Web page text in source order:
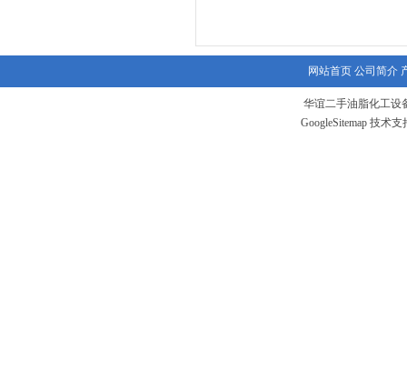
网站首页 公司简介
华谊二手油脂化工设
GoogleSitemap 技术支